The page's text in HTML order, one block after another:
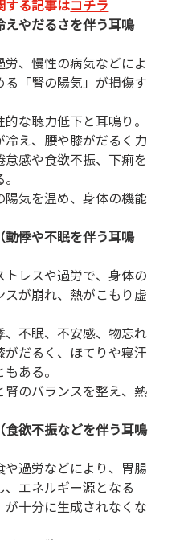
る記事はコチラ
えやだるさを伴う耳鳴
労、慢性の病気などによ
る「腎の陽気」が損傷す
的な聴力低下と耳鳴り。
冷え、腰や膝がだるく力
怠感や食欲不振、下痢を
陽気を温め、身体の機能
動悸や不眠を伴う耳鳴
トレスや過労で、身体の
スが崩れ、熱がこもり虚
、不眠、不安感、物忘れ
がだるく、ほてりや寝汗
ある。
腎のバランスを整え、熱
食欲不振などを伴う耳鳴
や過労などにより、胃腸
、エネルギー源となる
が十分に生成されなくな